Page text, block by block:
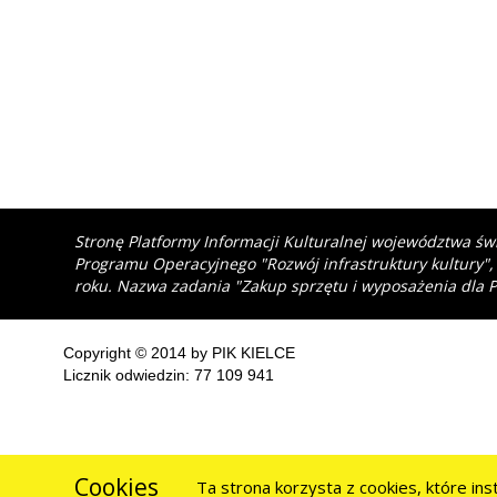
Stronę Platformy Informacji Kulturalnej województwa
Programu Operacyjnego "Rozwój infrastruktury
roku. Nazwa zadania "Zakup sprzętu i wyposażenia
Copyright © 2014 by PIK KIELCE
Licznik odwiedzin: 77 109 941
Cookies Ta strona korzysta z cookies, które